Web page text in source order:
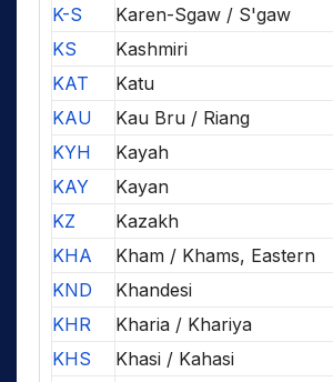
K-S
Karen-Sgaw / S'gaw
KS
Kashmiri
KAT
Katu
KAU
Kau Bru / Riang
KYH
Kayah
KAY
Kayan
KZ
Kazakh
KHA
Kham / Khams, Eastern
KND
Khandesi
KHR
Kharia / Khariya
KHS
Khasi / Kahasi